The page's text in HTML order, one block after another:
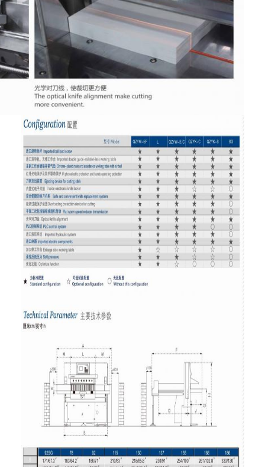
صناعيّ يرقّق آلة
كتاب يجعل آلة
آليّ تعليب آلة
قبل معدات الصحافة
مستهلكات أخرى
آلة الوسم الليزر
آلة تشكيل كيس ورق
آلة التغليف التلقائية